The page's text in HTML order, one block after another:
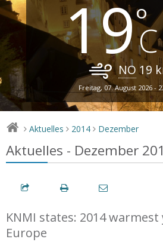
19
NO 19
Freitag, 07. August 2026 -
> Aktuelles > 2014 > Dezember
Aktuelles - Dezember
KNMI states: 2014
Europe